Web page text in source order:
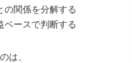
の関係を分解する
ベースで判断する
は、